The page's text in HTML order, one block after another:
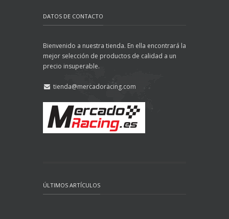
DATOS DE CONTACTO
Bienvenido a nuestra tienda. En ella encontrará la
mejor selección de productos de calidad a un
precio insuperable.
tienda@mercadoracing.com
ÚLTIMOS ARTÍCULOS